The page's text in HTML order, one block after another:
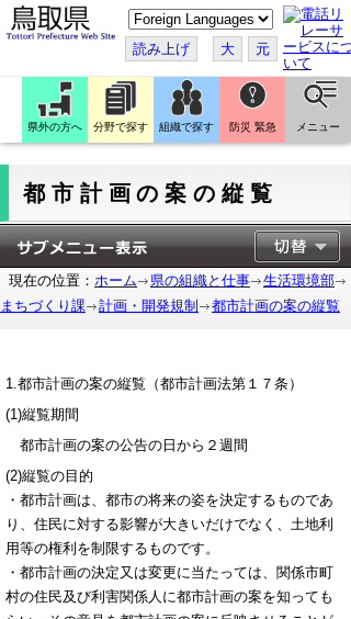
こ
の
ペ
ー
ジ
翻
訳
す
読み上げ 大 元
県外の方へ 分野で探す 組織で探す 防災 緊急 メニュー
都市計画の案の縦覧
現在の位置： ホーム 県の組織と仕事
生活環境部
まちづくり課
計画・開発規制 都市計画の案の縦覧
1.都市計画の案の縦覧（都市計画法第１７条）
(1)縦覧期間
都市計画の案の公告の日から２週間
(2)縦覧の目的
・都市計画は、都市の将来の姿を決定するものであ
り、住民に対する影響が大きいだけでなく、土地利
用等の権利を制限するものです。
・都市計画の決定又は変更に当たっては、関係市町
村の住民及び利害関係人に都市計画の案を知っても